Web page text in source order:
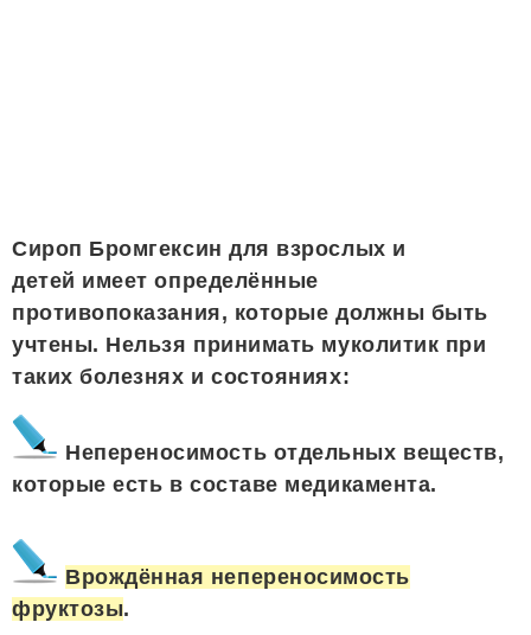
Сироп Бромгексин для взрослых и
детей имеет определённые
противопоказания, которые должны быть
учтены. Нельзя принимать муколитик при
таких болезнях и состояниях:
Непереносимость отдельных веществ,
которые есть в составе медикамента.
Врождённая непереносимость
фруктозы.